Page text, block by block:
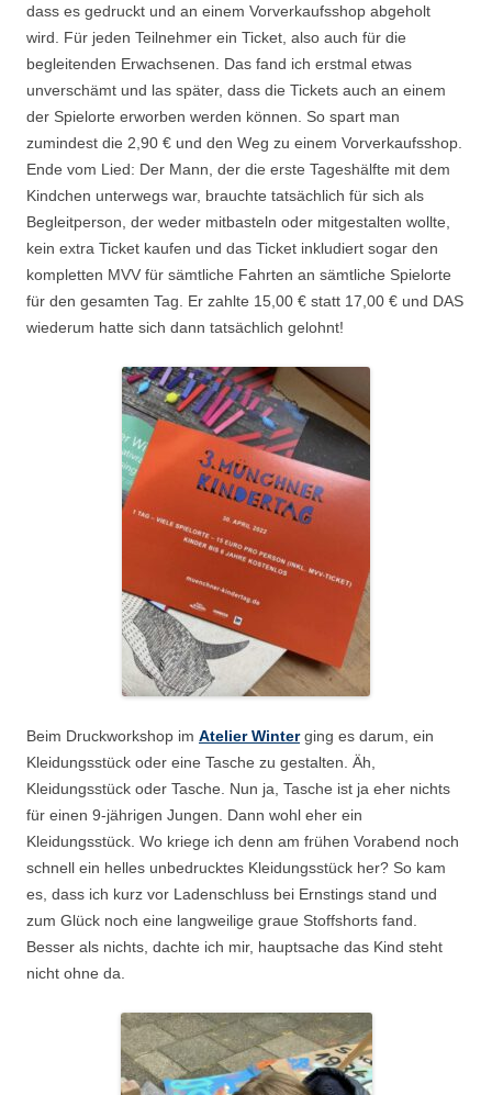
dass es gedruckt und an einem Vorverkaufsshop abgeholt
wird. Für jeden Teilnehmer ein Ticket, also auch für die
begleitenden Erwachsenen. Das fand ich erstmal etwas
unverschämt und las später, dass die Tickets auch an einem
der Spielorte erworben werden können. So spart man
zumindest die 2,90 € und den Weg zu einem Vorverkaufsshop.
Ende vom Lied: Der Mann, der die erste Tageshälfte mit dem
Kindchen unterwegs war, brauchte tatsächlich für sich als
Begleitperson, der weder mitbasteln oder mitgestalten wollte,
kein extra Ticket kaufen und das Ticket inkludiert sogar den
kompletten MVV für sämtliche Fahrten an sämtliche Spielorte
für den gesamten Tag. Er zahlte 15,00 € statt 17,00 € und DAS
wiederum hatte sich dann tatsächlich gelohnt!
Beim Druckworkshop im Atelier Winterging es darum, ein
Kleidungsstück oder eine Tasche zu gestalten. Äh,
Kleidungsstück oder Tasche. Nun ja, Tasche ist ja eher nichts
für einen 9-jährigen Jungen. Dann wohl eher ein
Kleidungsstück. Wo kriege ich denn am frühen Vorabend noch
schnell ein helles unbedrucktes Kleidungsstück her? So kam
es, dass ich kurz vor Ladenschluss bei Ernstings stand und
zum Glück noch eine langweilige graue Stoffshorts fand.
Besser als nichts, dachte ich mir, hauptsache das Kind steht
nicht ohne da.